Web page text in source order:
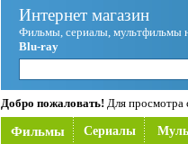
Интернет магазин
Фильмы, сериалы, мультфильмы
Blu-ray
Добро пожаловать! Для просмотра
Фильмы Сериалы